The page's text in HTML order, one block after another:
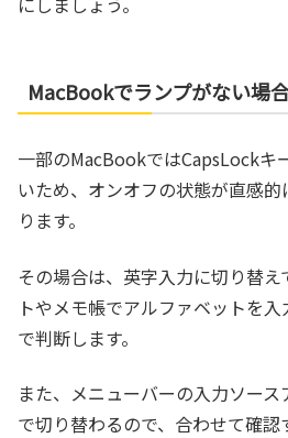
MacBookでランプがない場
一部のMacBookではCapsLockキ
いため、オンオフの状態が直感
ります。
その場合は、英字入力に切り替
トやメモ帳でアルファベットを
で判断します。
また、メニューバーの入力ソー
で切り替わるので、合わせて確